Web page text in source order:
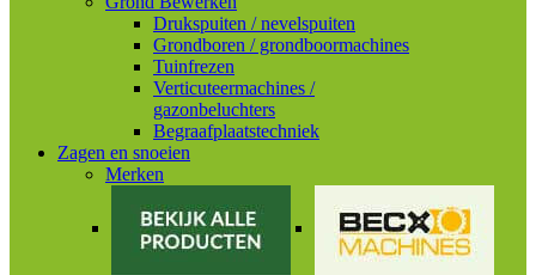
Drukspuiten / nevelspuiten
Grondboren / grondboormachines
Tuinfrezen
Verticuteermachines /
gazonbeluchters
Begraafplaatstechniek
Zagen en snoeien
Merken